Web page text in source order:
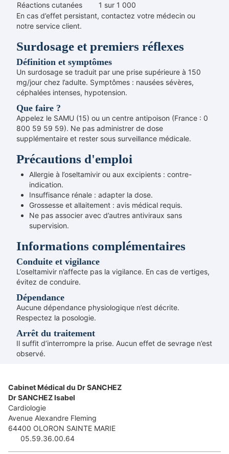
Réactions cutanées
1 sur 1 000
En cas d’effet persistant, contactez votre médecin ou
notre service client.
Surdosage et premiers réflexes
Définition et symptômes
Un surdosage se traduit par une prise supérieure à 150
mg/jour chez l’adulte. Symptômes : nausées sévères,
céphalées intenses, hypotension.
Que faire ?
Appelez le SAMU (15) ou un centre antipoison (France : 0
800 59 59 59). Ne pas administrer de dose
supplémentaire et rester sous surveillance médicale.
Précautions d'emploi
Allergie à l’oseltamivir ou aux excipients : contre-
indication.
Insuffisance rénale : adapter la dose.
Grossesse et allaitement : avis médical requis.
Ne pas associer avec d’autres antiviraux sans
supervision.
Informations complémentaires
Conduite et vigilance
L’oseltamivir n’affecte pas la vigilance. En cas de vertiges,
évitez de conduire.
Dépendance
Aucune dépendance physiologique n’est décrite.
Respectez la posologie.
Arrêt du traitement
Il suffit d’interrompre la prise. Aucun effet de sevrage n’est
observé.
Cabinet Médical du Dr SANCHEZ
Dr SANCHEZ Isabel
Cardiologie
Avenue Alexandre Fleming
64400 OLORON SAINTE MARIE
05.59.36.00.64